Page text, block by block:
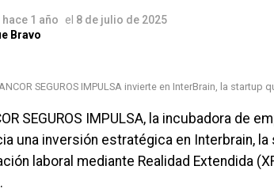
hace 1 año el 8 de julio de 2025
Bravo
SEGUROS IMPULSA invierte en InterBrain, la
SEGUROS IMPULSA, la incubadora de
una inversión estratégica en Interbrain,
laboral mediante Realidad Extendida